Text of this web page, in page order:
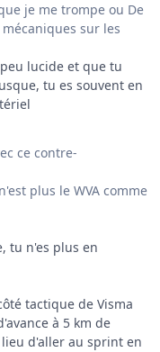
je me trompe ou De
sur les
lucide et que tu
tu es souvent en
ce contre-
plus le WVA comme
tu n'es plus en
tactique de Visma
à 5 km de
d'aller au sprint en